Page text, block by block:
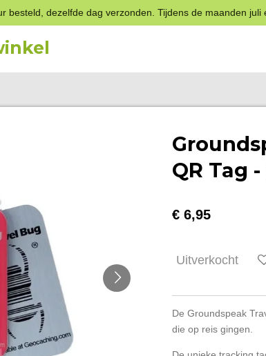
besteld, dezelfde dag verzonden. Tijdens de maanden
QR Tag
€ 6,95
Uitverkocht
De Groundspeak
die op reis gingen.